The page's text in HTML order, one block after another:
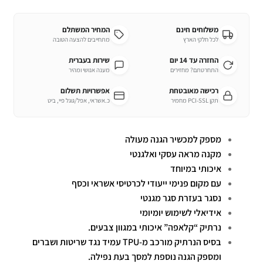
משלוחים חינם
לכל חלקי הארץ
המחיר המשתלם
מתחייבים להצעה הטובה
החזרה עד 14 יום
התחרטתם? מחזירים
שירות בעברית
מענה אנושי ומהיר
רכישה מאובטחת
תקן PCI-SSL מחמיר
אפשרויות תשלום
כ.אשראי, אפל/גוגל פיי, ביט
מספק למכשיר הגנה מעולה
מקנה מראה עסקי ואלגנטי
איכותי במיוחד
עם מקום פנימי ייעודי לכרטיסי אשראי וכסף
נסגר בעזרת סגר מגנטי
אידיאלי לשימוש יומיומי
נרתיק “קלאפה” איכותי במגוון צבעים.
בסיס הנרתיק מורכב מ-TPU עמיד נגד שריטות ושברים
ומספק הגנה נוספת למסך בעת נפילה.